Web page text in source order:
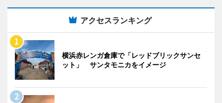
アクセスランキング
横浜赤レンガ倉庫で「レッドブリックサンセ
ット」 サンタモニカをイメージ